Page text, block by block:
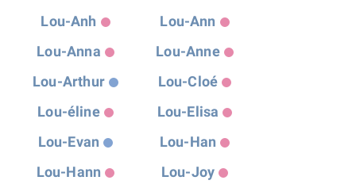
Lou-Anh
Lou-Ann
Lou-Anna
Lou-Anne
Lou-Arthur
Lou-Cloé
Lou-éline
Lou-Elisa
Lou-Evan
Lou-Han
Lou-Hann
Lou-Joy